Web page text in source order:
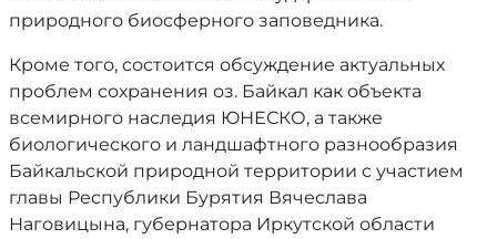
природного биосферного заповедника.
Кроме того, состоится обсуждение актуальных
проблем сохранения оз. Байкал как объекта
всемирного наследия ЮНЕСКО, а также
биологического и ландшафтного разнообразия
Байкальской природной территории с участием
главы Республики Бурятия Вячеслава
Наговицына, губернатора Иркутской области